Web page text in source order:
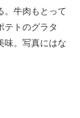
。牛肉もとって
テトのグラタ
味。写真にはな